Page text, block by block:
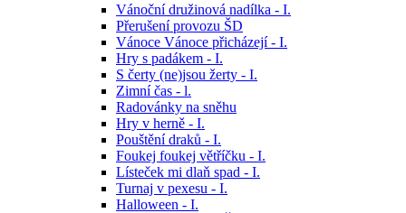
Vánoční družinová nadílka - I.
Přerušení provozu ŠD
Vánoce Vánoce přicházejí - I.
Hry s padákem - I.
S čerty (ne)jsou žerty - I.
Zimní čas - l.
Radovánky na sněhu
Hry v herně - I.
Pouštění draků - I.
Foukej foukej větříčku - I.
Lísteček mi dlaň spad - I.
Turnaj v pexesu - I.
Halloween - I.